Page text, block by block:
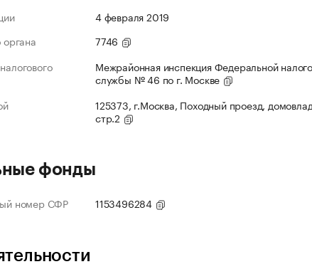
4 февраля 2019
органа
7746
Межрайонная инспекция Федеральной
службы № 46 по г. Москве
125373, г.Москва, Походный проезд,
стр.2
фонды
номер СФР 1153496284